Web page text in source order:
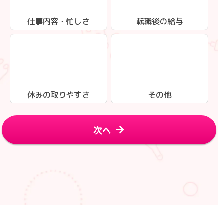
仕事内容・忙しさ 転職後の給与
休みの取りやすさ その他
次へ